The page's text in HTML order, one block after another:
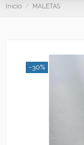
Inicio MALETAS
-30%